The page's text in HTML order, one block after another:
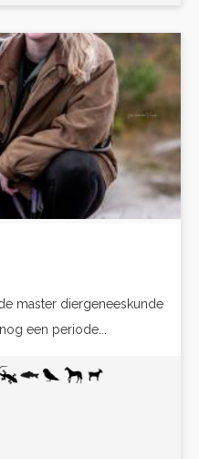
master diergeneeskunde
een periode...